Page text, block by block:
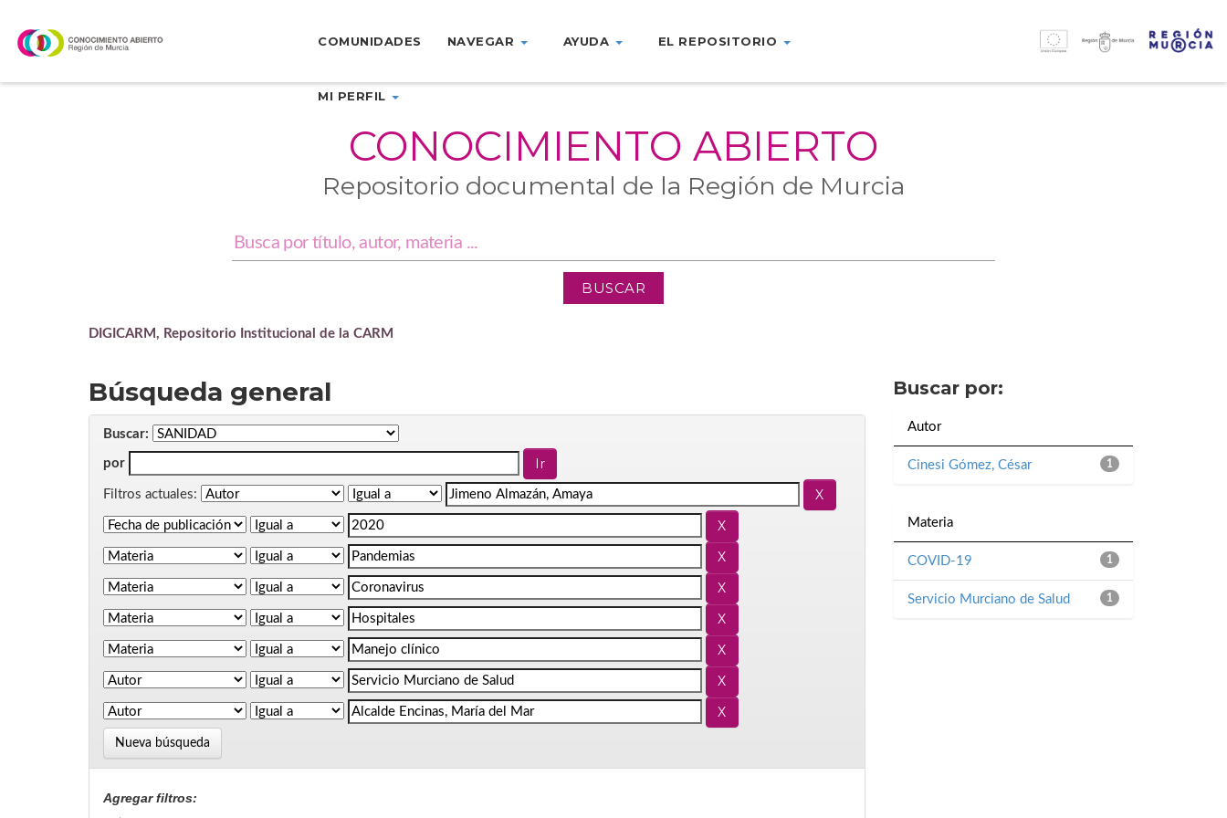
navigation
COMUNIDADES NAVEGAR AYUDA EL REPOSITORIO
MI PERFIL
CONOCIMIENTO ABIERTO
Repositorio documental de la Región de Murcia
DIGICARM, Repositorio Institucional de la CARM
Búsqueda general
Buscar:
por
Filtros actuales:
Nueva búsqueda
Agregar filtros:
Buscar por:
Autor
1
Cinesi Gómez, César
Materia
1
COVID-19
1
Servicio Murciano de Salud